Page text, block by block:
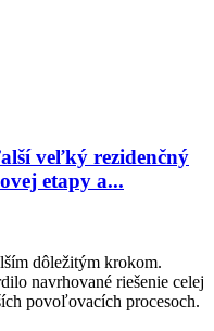
veľký rezidenčný
etapy a...
dôležitým krokom.
navrhované riešenie celej
povoľovacích procesoch.